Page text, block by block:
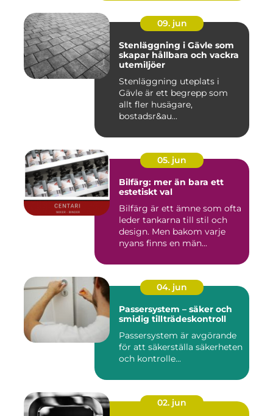
09. jun
Stenläggning i Gävle som
skapar hållbara och vackra
utemiljöer
Stenläggning uteplats i
Gävle är ett begrepp som
allt fler husägare,
bostadsr&au...
05. jun
Bilfärg: mer än bara ett
estetiskt val
Bilfärg är ett ämne som ofta
leder tankarna till stil och
design. Men bakom varje
nyans finns en män...
04. jun
Passersystem – säker och
smidig tillträdeskontroll
Passersystem är avgörande
för att säkerställa säkerheten
och kontrolle...
02. jun